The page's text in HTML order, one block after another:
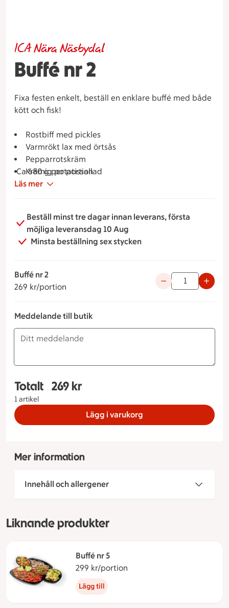
Buffé nr 2
ICA Nära Näsbydal
Fixa festen enkelt, beställ en enklare buffé med både
kött och fisk!
Rostbiff med pickles
Varmrökt lax med örtsås
Pepparrotskräm
Krämig potatissallad
Sallad med vinegrette
Ca 680 g per portion
Läs mer
Beställ minst tre dagar innan leverans, första
möjliga leveransdag 10 Aug
Minsta beställning sex stycken
Buffé nr 2
269 kr/portion
269 kronor per portion
Använd
Meddelande till butik
Totalt
1 artikel
Totalt 1 stycken Buffé nr 2 Buffé nr 2, 269 kronor
269 kr
Lägg i varukorg
Mer information
Innehåll och allergener
Liknande produkter
Buffé nr 5
299 kr/portion
Lägg till